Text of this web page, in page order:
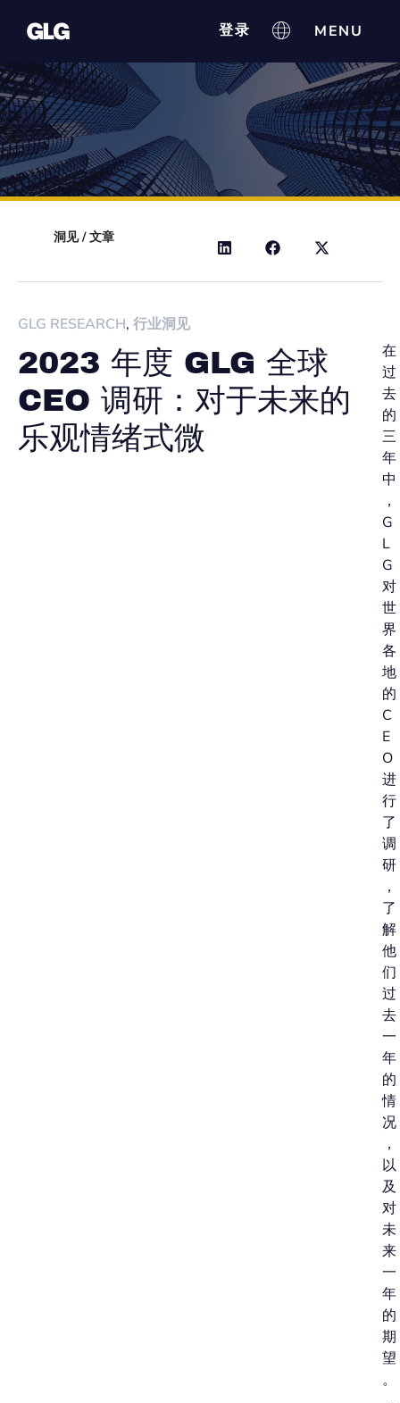
登录
洞见 / 文章
GLG RESEARCH, 行业洞见
2023 年度 GLG 全球
CEO 调研：对于未来的
乐观情绪式微
在
过
去
的
三
年
中
，
G
L
G
对
世
界
各
地
的
C
E
O
进
行
了
调
研
，
了
解
他
们
过
去
一
年
的
情
况
，
以
及
对
未
来
一
年
的
期
望
。